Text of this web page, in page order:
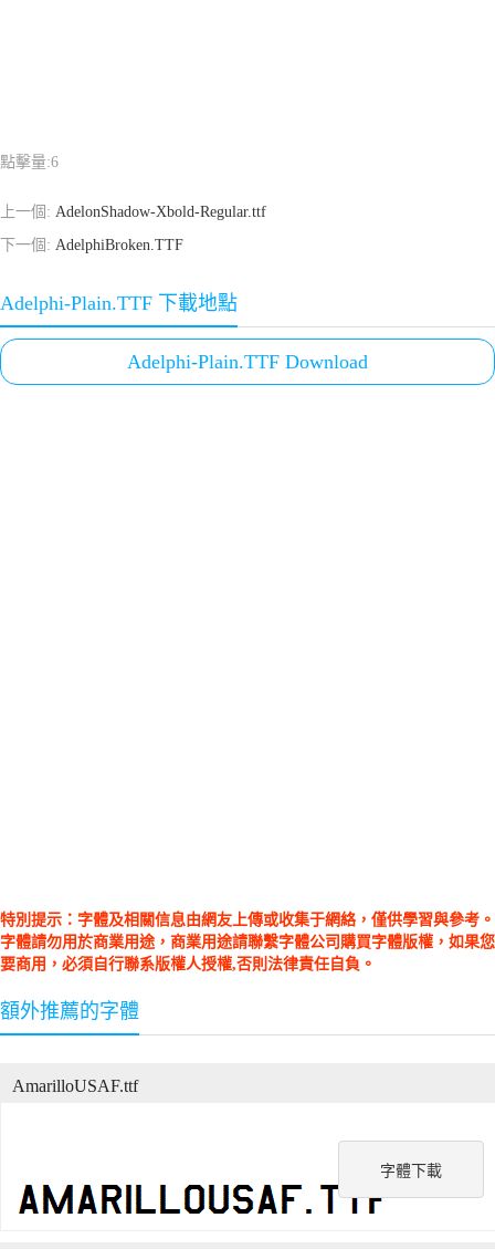
點擊量:6
上一個: AdelonShadow-Xbold-Regular.ttf
下一個: AdelphiBroken.TTF
Adelphi-Plain.TTF 下載地點
Adelphi-Plain.TTF Download
特別提示：字體及相關信息由網友上傳或收集于網絡，僅供學習與參考。
字體請勿用於商業用途，商業用途請聯繫字體公司購買字體版權，如果您
要商用，必須自行聯系版權人授權,否則法律責任自負。
額外推薦的字體
字體下載
AmarilloUSAF.ttf